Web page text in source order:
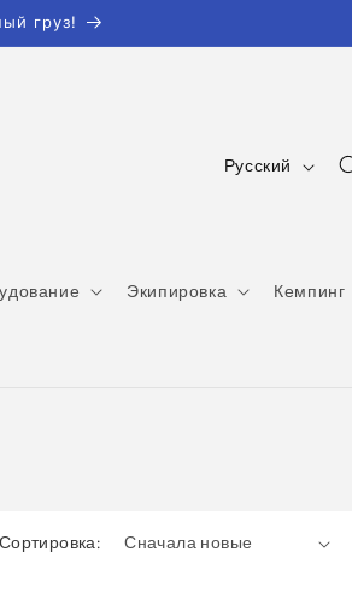
груз!
Экипировка Кемпинг
ЯРусский
Сортировка: